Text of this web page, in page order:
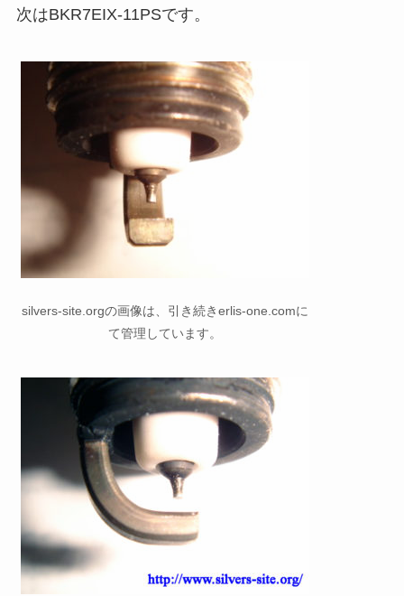
次はBKR7EIX-11PSです。
silvers-site.orgの画像は、引き続きerlis-one.comに
て管理しています。